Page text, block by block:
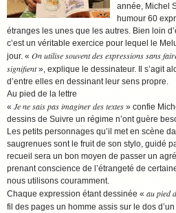
année, Michel
humour 60
étranges les unes que les autres. Bien loin
c’est un véritable exercice pour lequel le
jour. « On utilise souvent des expressions sans
signifient», explique le dessinateur. Il s’agit
d’entre elles en dessinant leur sens propre.
Au pied de la lettre
« Je ne sais pas imaginer des textes » confie
dessins de Suivre un régime n’ont guère
Les petits personnages qu’il met en scène
saugrenues sont le fruit de son stylo, guidé
recueil sera un bon moyen de passer un
prenant conscience de l’étrangeté de
nous utilisons couramment.
Chaque expression étant dessinée « au pied
fil des pages un homme assis sur le dos